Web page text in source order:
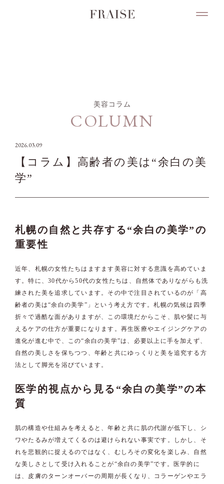
美容コラム
COLUMN
2026.03.09
【コラム】高齢者の美は“余白の美
学”
札幌の自然と共存する“余白の美学”の
重要性
近年、札幌の女性たちはますます美容に対する意識を高めていま
す。特に、30代から50代の女性たちは、自然体でありながらも洗
練された美を追求しています。その中で注目されているのが「高
齢者の美は“余白の美学”」という考え方です。札幌の気候は四季
折々で過酷な面がありますが、この環境だからこそ、肌や髪に与
えるケアの仕方が重要になります。再生医療やエイジングケアの
進化が進む中で、この“余白の美学”は、必要以上に手を加えず、
自然の美しさを保ちつつ、年齢と共にゆっくりと美を追究する方
法として脚光を浴びています。
医学的視点から見る“余白の美学”の本
質
肌の構造や仕組みを考えると、年齢と共に肌の代謝が低下し、シ
ワやたるみが増えてくるのは避けられない事実です。しかし、そ
れを悲観的に捉えるのではなく、むしろその変化を楽しみ、自然
な美しさとして受け入れることが“余白の美学”です。医学的に
は、皮膚のターンオーバーの周期が長くなり、コラーゲンやエラ